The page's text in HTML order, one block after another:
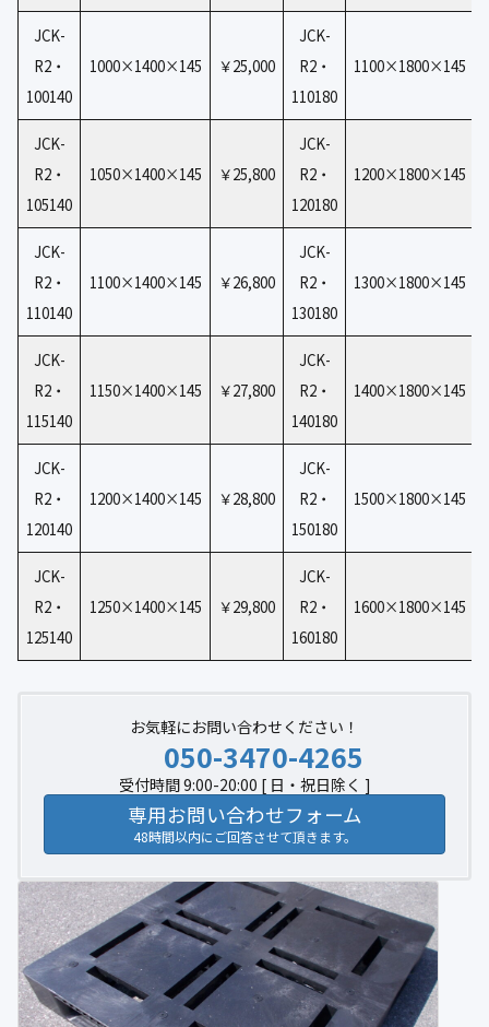
JCK-
R2・
100140
1000×1400×145 ￥25,000
JCK-
R2・
110180
1100×1800×145
JCK-
R2・
105140
1050×1400×145 ￥25,800
JCK-
R2・
120180
1200×1800×145
JCK-
R2・
110140
1100×1400×145 ￥26,800
JCK-
R2・
130180
1300×1800×145
JCK-
R2・
115140
1150×1400×145 ￥27,800
JCK-
R2・
140180
1400×1800×145
JCK-
R2・
120140
1200×1400×145 ￥28,800
JCK-
R2・
150180
1500×1800×145
JCK-
R2・
125140
1250×1400×145 ￥29,800
JCK-
R2・
160180
1600×1800×145
お気軽にお問い合わせください！
050-3470-4265
受付時間 9:00-20:00 [ 日・祝日除く ]
専用お問い合わせフォーム
48時間以内にご回答させて頂きます。